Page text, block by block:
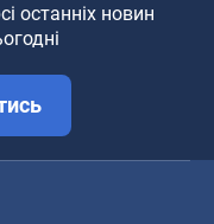
останніх новин